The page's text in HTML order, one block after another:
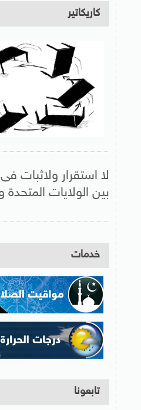
كاريكاتير
لا استقرار ولاثبات
بين الولايات المتحدة
خدمات
تابعونا